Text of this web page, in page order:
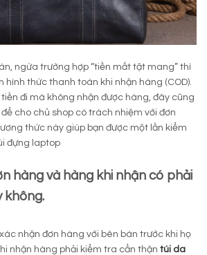
ngừa trường hợp “tiền mất tật mang” thì
hình thức thanh toán khi nhận hàng (COD).
đi mà không nhận được hàng, đây cũng
cho chủ shop có trách nhiệm với đơn
thức này giúp bạn được một lần kiểm
đựng laptop
hàng và hàng khi nhận có phải
không.
nhận đơn hàng với bên bán trước khi họ
nhận hàng phải kiểm tra cẩn thận túi da